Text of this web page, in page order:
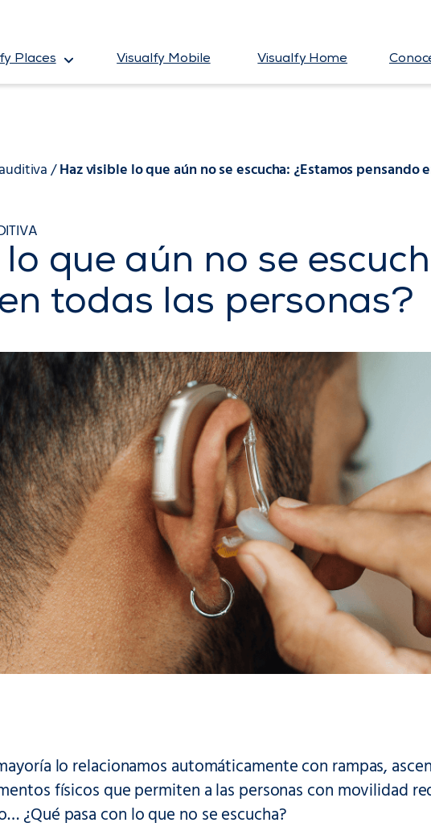
Places Visualfy Mobile Visualfy Home
/Haz visible lo que aún no se escucha: ¿Estamos pensando
que aún no se
todas las personas?
lo relacionamos automáticamente con rampas,
físicos que permiten a las personas con movilidad
¿Qué pasa con lo que no se escucha?